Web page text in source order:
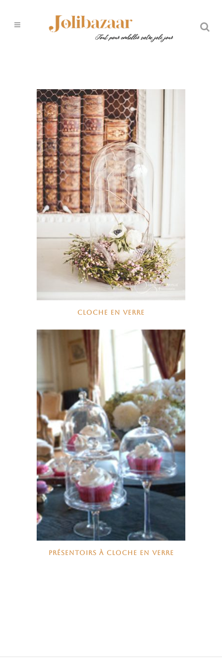
CLOCHE EN VERRE
PRÉSENTOIRS À CLOCHE EN VERRE